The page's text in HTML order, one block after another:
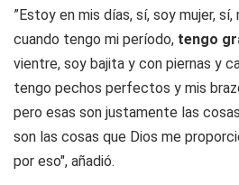
”Estoy en mis días, sí, soy mujer, sí,
cuando tengo mi período, tengo
vientre, soy bajita y con piernas y
tengo pechos perfectos y mis
pero esas son justamente las
son las cosas que Dios me
por eso", añadió.